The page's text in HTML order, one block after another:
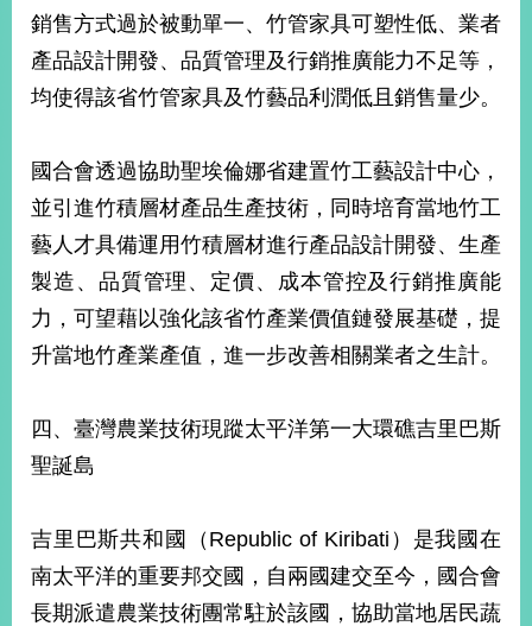
銷售方式過於被動單一、竹管家具可塑性低、業者
產品設計開發、品質管理及行銷推廣能力不足等，
均使得該省竹管家具及竹藝品利潤低且銷售量少。
國合會透過協助聖埃倫娜省建置竹工藝設計中心，
並引進竹積層材產品生產技術，同時培育當地竹工
藝人才具備運用竹積層材進行產品設計開發、生產
製造、品質管理、定價、成本管控及行銷推廣能
力，可望藉以強化該省竹產業價值鏈發展基礎，提
升當地竹產業產值，進一步改善相關業者之生計。
四、臺灣農業技術現蹤太平洋第一大環礁吉里巴斯
聖誕島
吉里巴斯共和國（Republic of Kiribati）是我國在
南太平洋的重要邦交國，自兩國建交至今，國合會
長期派遣農業技術團常駐於該國，協助當地居民蔬